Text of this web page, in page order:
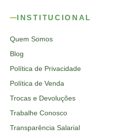
INSTITUCIONAL
Quem Somos
Blog
Política de Privacidade
Política de Venda
Trocas e Devoluções
Trabalhe Conosco
Transparência Salarial